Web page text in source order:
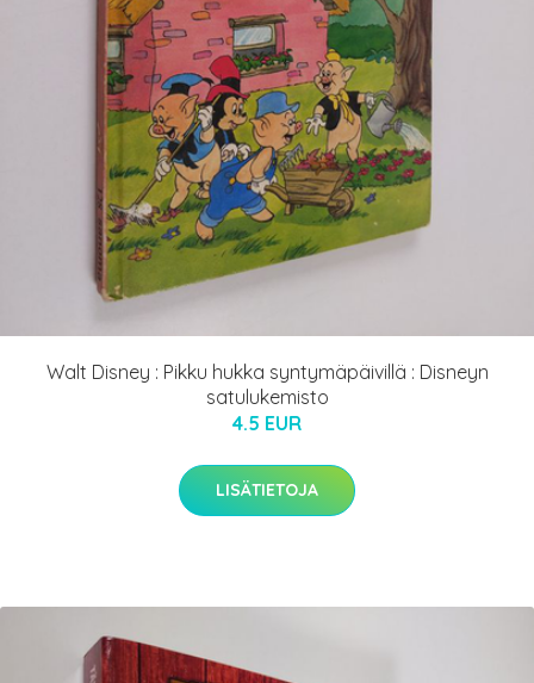
Walt Disney : Pikku hukka syntymäpäivillä : Disneyn
satulukemisto
4.5 EUR
LISÄTIETOJA